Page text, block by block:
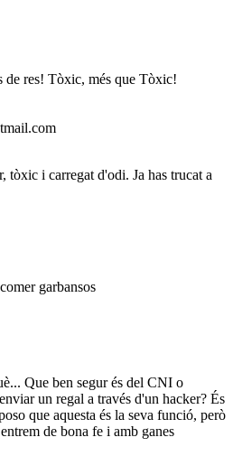
de res! Tòxic, més que Tòxic!
tòxic i carregat d'odi. Ja has trucat a
garbansos
Que ben segur és del CNI o
un regal a través d'un hacker? És
que aquesta és la seva funció, però
de bona fe i amb ganes